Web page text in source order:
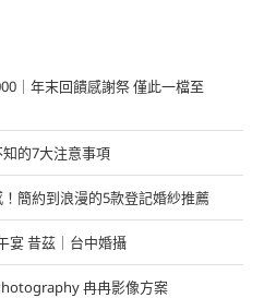
｜年末回饋感謝祭 僅此一檔至
的7大注意事項
簡約到浪漫的5款登記婚紗推薦
宴 昔茲｜台中婚攝
冉冉影像方案